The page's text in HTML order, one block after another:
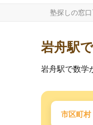
塾探しの窓
岩舟駅
岩舟駅で数学
市区町村